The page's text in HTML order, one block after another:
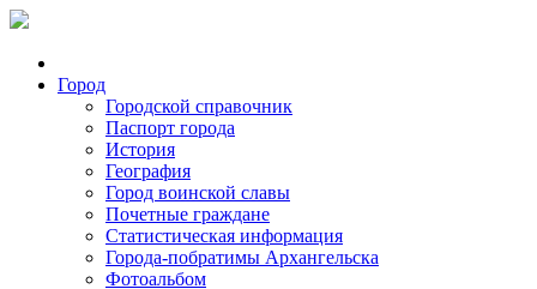
Город
Городской справочник
Паспорт города
История
География
Город воинской славы
Почетные граждане
Статистическая информация
Города-побратимы Архангельска
Фотоальбом